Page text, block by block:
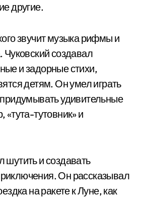
другие.
звучит музыка рифмы и
Чуковский создавал
и задорные стихи,
детям. Он умел играть
удивительные
тутовник» и
шутить и создавать
Он рассказывал
на ракете к Луне, как